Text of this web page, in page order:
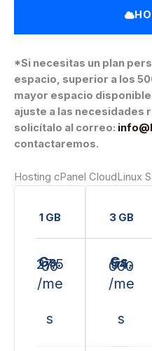
*Si necesitas un plan
espacio, superior a los
mayor espacio
ajuste a las necesidades
solicítalo al correo:
contactaremos.
Hosting cPanel CloudLinux
1 GB
Gs.
27.5
00
/me
s
3 GB
Gs.
54.
000
/me
s